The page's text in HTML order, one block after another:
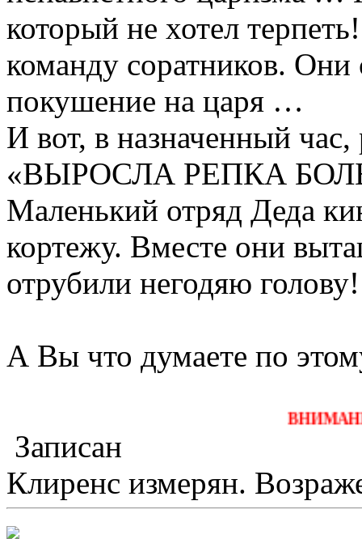
который не хотел
команду соратников. Они
покушение на царя …
И вот, в назначенный час,
«ВЫРОСЛА РЕПКА
Маленький отряд Деда
кортежу. Вместе они
отрубили негодяю
А Вы что думаете по
ВНИМАНИЕ!!!
Записан
Клиренс измерян.